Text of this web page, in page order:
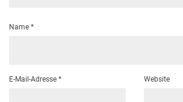
Name *
E-Mail-Adresse * Website